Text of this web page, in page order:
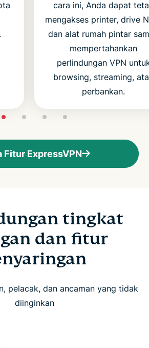
cara ini, Anda dapat
mengakses printer, drive
dan alat rumah pintar
mempertahankan
perlindungan VPN
browsing, streaming,
perbankan.
Fitur ExpressVPN
tingkat
dan fitur
pelacak, dan ancaman yang tidak
diinginkan